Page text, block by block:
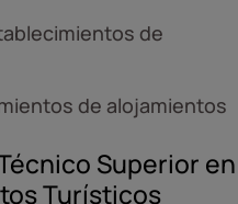
de
de alojamientos
Superior en
Turísticos